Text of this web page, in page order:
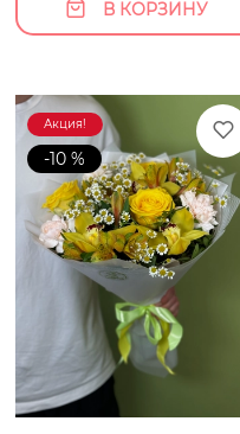
В КОРЗИНУ
Акция!
-10 %